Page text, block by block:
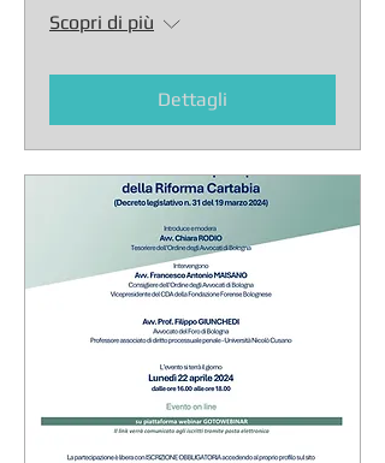
avvocatura, magistratura
lun 15 lug
Dettagli